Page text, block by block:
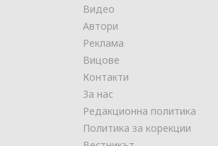
Видео
Автори
Реклама
Вицове
Контакти
За нас
Редакционна политика
Политика за корекции